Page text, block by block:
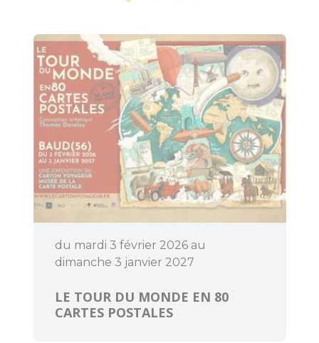
Découvrir
du mardi 3 février 2026 au
dimanche 3 janvier 2027
LE TOUR DU MONDE EN 80
CARTES POSTALES